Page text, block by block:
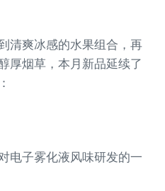
清爽冰感的水果组合，再
厚烟草，本月新品延续了
电子雾化液风味研发的一